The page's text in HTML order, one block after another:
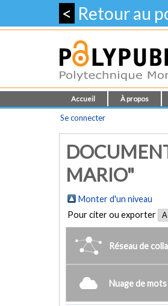
< Retour au
Accueil À propos
Se connecter
MARIO"
Monter d'un niveau
Pour citer ou exporter
Réseau de
Nuage de mots